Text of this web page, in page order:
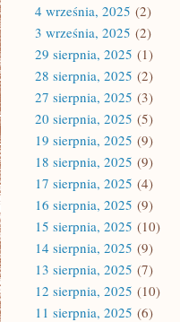
4 września, 2025 (2)
3 września, 2025 (2)
29 sierpnia, 2025 (1)
28 sierpnia, 2025 (2)
27 sierpnia, 2025 (3)
20 sierpnia, 2025 (5)
19 sierpnia, 2025 (9)
18 sierpnia, 2025 (9)
17 sierpnia, 2025 (4)
16 sierpnia, 2025 (9)
15 sierpnia, 2025 (10)
14 sierpnia, 2025 (9)
13 sierpnia, 2025 (7)
12 sierpnia, 2025 (10)
11 sierpnia, 2025 (6)